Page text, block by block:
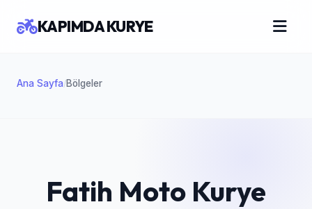
Ana Sayfa/Bölgeler
KAPIMDA KURYE
Fatih Moto Kurye